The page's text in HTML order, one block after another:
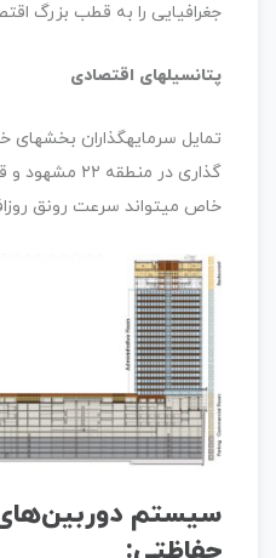
جغرافیایی را به قطب بزرگ
پتانسیل‏های اقتصادی
تمایل سرمایه‏گذاران
‏گذاری در
خاص می‏تواند سرعت رونق
سیستم